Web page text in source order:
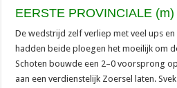
EERSTE PROVINCIALE
De wedstrijd zelf verliep met veel ups
hadden beide ploegen het moeilijk om
Schoten bouwde een 2–0 voorsprong
aan een verdienstelijk Zoersel laten.